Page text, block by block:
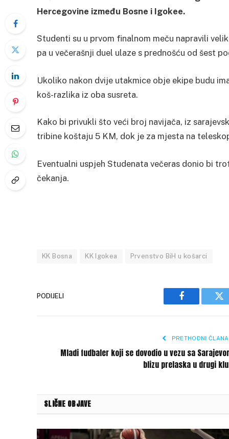
Hercegovine između Bosne i Igokee.
Studenti su u prvom finalnom meču napravili
pa u večerašnji duel ulaze s prednošću od šest
Ukoliko nakon dvije utakmice obje ekipe budu
koš-razlika iz oba susreta.
Kako bi privukli što veći broj navijača, iz
tribine koštaju 5 KM, dok je za mjesta na
Eventualni uspjeh Studenata večeras donio bi
čekanja.
KK Bosna KK Igokea Prvenstvo BiH u košarci
PODIJELI
Facebook
PRETHODNI
Mladi fudbaler koji se dovodio u vezu sa
blizu prelaska u drugi
SLIČNE OBJAVE